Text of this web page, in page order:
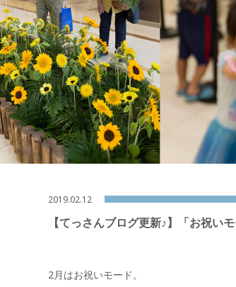
2019.02.12
【てっさんブログ更新♪】「お祝い
2月はお祝いモード。